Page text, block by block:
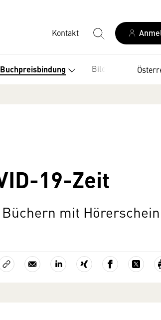
Kontakt
Buchpreisbindung Bildung
19-Zeit
mit Hörerschein